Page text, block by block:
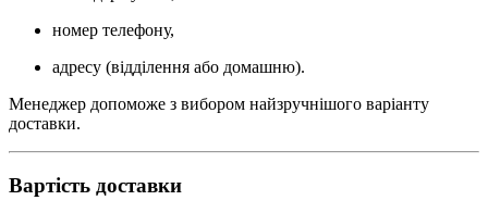
номер телефону,
адресу (відділення або домашню).
Менеджер допоможе з вибором найзручнішого варіанту
доставки.
Вартість доставки